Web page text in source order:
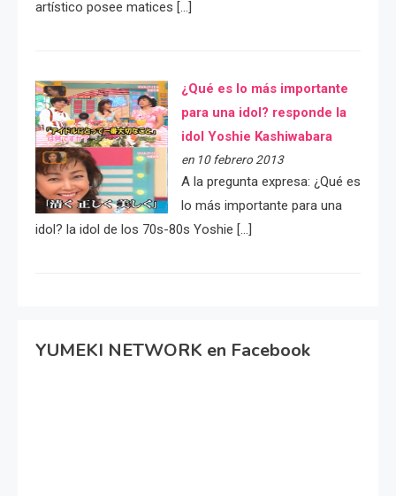
artístico posee matices […]
¿Qué es lo más importante
para una idol? responde la
idol Yoshie Kashiwabara
en 10 febrero 2013
A la pregunta expresa: ¿Qué es
lo más importante para una
idol? la idol de los 70s-80s Yoshie […]
YUMEKI NETWORK en Facebook